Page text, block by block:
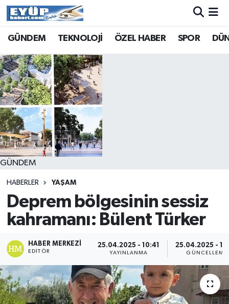
GÜNDEM TEKNOLOJİ ÖZEL HABER SPOR
GÜNDEM
HABERLER YAŞAM
Deprem bölgesinin sessiz
kahramanı: Bülent Türker
HABER MERKEZI
EDITÖR
25.04.2025 - 10:41
YAYINLANMA
25.04.2025 -
GÜNCELLEME